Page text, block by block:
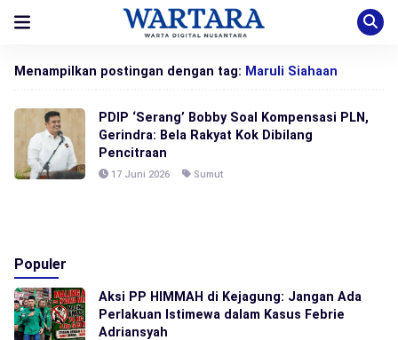
Menampilkan postingan dengan tag: Maruli Siahaan
PDIP ‘Serang’ Bobby Soal Kompensasi PLN,
Gerindra: Bela Rakyat Kok Dibilang
Pencitraan
17 Juni 2026 Sumut
Populer
Aksi PP HIMMAH di Kejagung: Jangan Ada
Perlakuan Istimewa dalam Kasus Febrie
Adriansyah